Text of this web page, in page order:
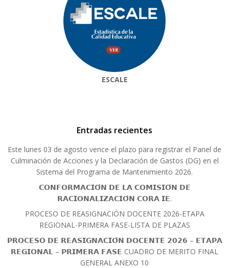
ESCALE
Entradas recientes
Este lunes 03 de agosto vence el plazo para registrar el Panel de
Culminación de Acciones y la Declaración de Gastos (DG) en el
Sistema del Programa de Mantenimiento 2026.
𝗖𝗢𝗡𝗙𝗢𝗥𝗠𝗔𝗖𝗜𝗢́𝗡 𝗗𝗘 𝗟𝗔 𝗖𝗢𝗠𝗜𝗦𝗜𝗢́𝗡 𝗗𝗘
𝗥𝗔𝗖𝗜𝗢𝗡𝗔𝗟𝗜𝗭𝗔𝗖𝗜𝗢́𝗡 𝗖𝗢𝗥𝗔 𝗜𝗘.
PROCESO DE REASIGNACIÓN DOCENTE 2026-ETAPA
REGIONAL-PRIMERA FASE-LISTA DE PLAZAS
𝗣𝗥𝗢𝗖𝗘𝗦𝗢 𝗗𝗘 𝗥𝗘𝗔𝗦𝗜𝗚𝗡𝗔𝗖𝗜𝗢́𝗡 𝗗𝗢𝗖𝗘𝗡𝗧𝗘 𝟮𝟬𝟮𝟲 – 𝗘𝗧𝗔𝗣𝗔
𝗥𝗘𝗚𝗜𝗢𝗡𝗔𝗟 – 𝗣𝗥𝗜𝗠𝗘𝗥𝗔 𝗙𝗔𝗦𝗘 CUADRO DE MERITO FINAL
GENERAL ANEXO 10